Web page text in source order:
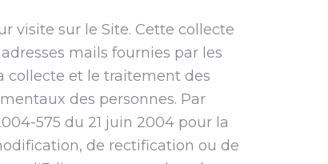
visite sur le Site. Cette collecte
mails fournies par les
collecte et le traitement des
des personnes. Par
575 du 21 juin 2004 pour la
de rectification ou de